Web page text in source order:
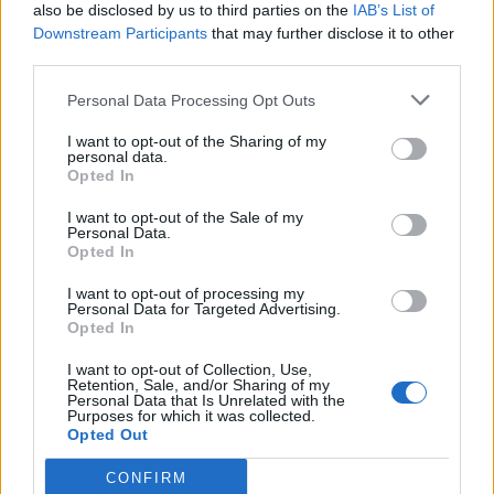
also be disclosed by us to third parties on the IAB’s List of
Downstream Participants that may further disclose it to other
Personal Data Processing Opt Outs
I want to opt-out of the Sharing of my
personal data.
Opted In
I want to opt-out of the Sale of my
Personal Data.
Opted In
I want to opt-out of processing my
Personal Data for Targeted Advertising.
Opted In
I want to opt-out of Collection, Use,
Retention, Sale, and/or Sharing of my
Personal Data that Is Unrelated with the
Purposes for which it was collected.
Opted Out
CONFIRM